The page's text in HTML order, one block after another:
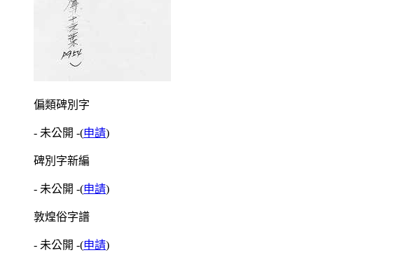
偏類碑別字
- 未公開 -(申請)
碑別字新編
- 未公開 -(申請)
敦煌俗字譜
- 未公開 -(申請)